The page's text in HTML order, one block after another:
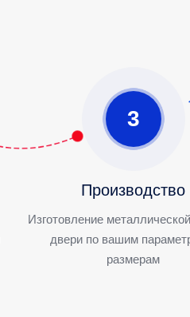
3
Производство
Изготовление
двери по вашим
размерам